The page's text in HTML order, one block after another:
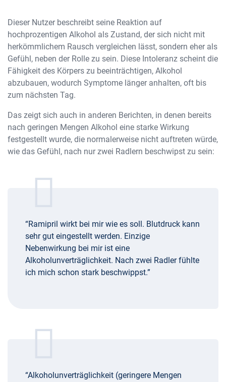
Dieser Nutzer beschreibt seine Reaktion auf
hochprozentigen Alkohol als Zustand, der sich nicht mit
herkömmlichem Rausch vergleichen lässt, sondern eher als
Gefühl, neben der Rolle zu sein. Diese Intoleranz scheint die
Fähigkeit des Körpers zu beeinträchtigen, Alkohol
abzubauen, wodurch Symptome länger anhalten, oft bis
zum nächsten Tag.
Das zeigt sich auch in anderen Berichten, in denen bereits
nach geringen Mengen Alkohol eine starke Wirkung
festgestellt wurde, die normalerweise nicht auftreten würde,
wie das Gefühl, nach nur zwei Radlern beschwipst zu sein:
“Ramipril wirkt bei mir wie es soll. Blutdruck kann
sehr gut eingestellt werden. Einzige
Nebenwirkung bei mir ist eine
Alkoholunverträglichkeit. Nach zwei Radler fühlte
ich mich schon stark beschwippst.”
“Alkoholunverträglichkeit (geringere Mengen